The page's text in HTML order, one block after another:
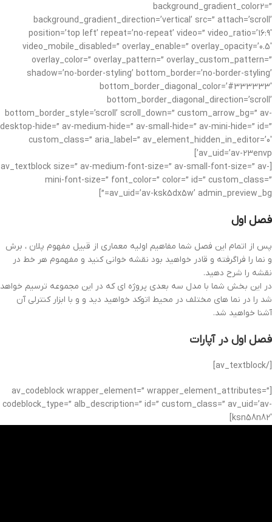
background_gradient_color2=”
background_gradient_direction=’vertical’ src=” attach=’scroll’
position=’top left’ repeat=’no-repeat’ video=” video_ratio=’16:9′
video_mobile_disabled=” overlay_enable=” overlay_opacity=’0.5′
overlay_color=” overlay_pattern=” overlay_custom_pattern=”
shadow=’no-border-styling’ bottom_border=’no-border-styling’
bottom_border_diagonal_color=’#333333′
bottom_border_diagonal_direction=’scroll’
bottom_border_style=’scroll’ scroll_down=” custom_arrow_bg=” av-
desktop-hide=” av-medium-hide=” av-small-hide=” av-mini-hide=” id=”
custom_class=” aria_label=” av_element_hidden_in_editor=’0′
av_uid=’av-23envp’]
[av_textblock size=” av-medium-font-size=” av-small-font-size=” av-
mini-font-size=” font_color=” color=” id=” custom_class=”
av_uid=’av-ksk5dx5w’ admin_preview_bg=”]
فصل اول
پس از اتمام این فصل شما مفاهیم اولیه معماری از قبیل مفهوم پلان ، برش
و نما را فراگرفته و قادر خواهید بود نقشه خوانی کنید و مفهموم هر خط در
نقشه را شرح دهید.
در این بخش شما با مدل سه بعدی پروژه ای که در این مجموعه ترسیم خواهد
شد را در نما های مختلف در محیط اتوکد خواهید دید و و با ابزار کنترلی آن
آشنا خواهید شد.
فصل اول در آپارات
[/av_textblock]
[av_codeblock wrapper_element=” wrapper_element_attributes=”
codeblock_type=” alb_description=” id=” custom_class=” av_uid=’av-
ksn58n82′]